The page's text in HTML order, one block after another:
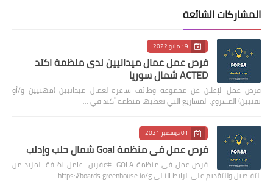
المشاركات الشائعة
19 مايو 2022
فرص عمل عمال ميدانيين لدى منظمة اكتد
ACTED شمال سوريا
فرص عمل الإعلان عن مجموعة وظائف شاغرة لعمال ميدانيين (مهنيين و/أو
تقنيين) المشروع: المشاريع التي تغطيها منظمة أكتد في …
01 ديسمبر 2021
فرص عمل في منظمة Goal شمال حلب وإدلب
فرص عمل في منظمة GOLA #عفرين عامل نظافة لمزيد من
التفاصيل وللتقديم على الرابط التالي https://boards.greenhouse.io/g…